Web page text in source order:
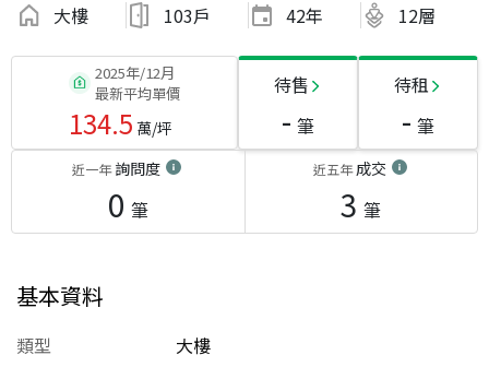
大樓 103戶 42年 12層
2025年/12月
最新平均單價
134.5 萬/坪
待售
- 筆
待租
- 筆
近一年詢問度
0 筆
近五年成交
3 筆
基本資料
類型
大樓